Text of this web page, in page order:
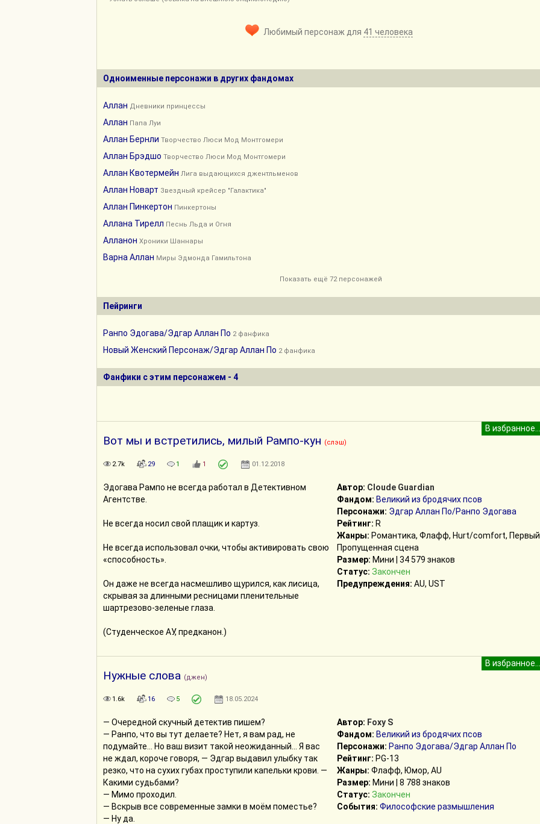
Любимый персонаж для 41 человека
Одноименные персонажи в других фандомах
Аллан Дневники принцессы
Аллан Папа Луи
Аллан Бернли Творчество Люси Мод Монтгомери
Аллан Брэдшо Творчество Люси Мод Монтгомери
Аллан Квотермейн Лига выдающихся джентльменов
Аллан Новарт Звездный крейсер "Галактика"
Аллан Пинкертон Пинкертоны
Аллана Тирелл Песнь Льда и Огня
Алланон Хроники Шаннары
Варна Аллан Миры Эдмонда Гамильтона
Показать ещё 72 персонажей
Пейринги
Ранпо Эдогава/Эдгар Аллан По 2 фанфика
Новый Женский Персонаж/Эдгар Аллан По 2 фанфика
Фанфики с этим персонажем - 4
Вот мы и встретились, милый Рампо-кун (слэш)
2.7k 29 1 1 01.12.2018
Эдогава Рампо не всегда работал в Детективном
Агентстве.
Не всегда носил свой плащик и картуз.
Не всегда использовал очки, чтобы активировать свою
«способность».
Он даже не всегда насмешливо щурился, как лисица,
скрывая за длинными ресницами пленительные
шартрезово-зеленые глаза.
(Студенческое АУ, предканон.)
Автор: Cloude Guardian
Фандом: Великий из бродячих псов
Персонажи: Эдгар Аллан По/Ранпо Эдогава
Рейтинг: R
Жанры: Романтика, Флафф, Hurt/comfort, Первый
Пропущенная сцена
Размер: Мини | 34 579 знаков
Статус: Закончен
Предупреждения: AU, UST
Нужные слова (джен)
1.6k 16 5 18.05.2024
— Очередной скучный детектив пишем?
— Ранпо, что вы тут делаете? Нет, я вам рад, не
подумайте… Но ваш визит такой неожиданный… Я вас
не ждал, короче говоря, — Эдгар выдавил улыбку так
резко, что на сухих губах проступили капельки крови. —
Какими судьбами?
— Мимо проходил.
— Вскрыв все современные замки в моём поместье?
— Ну да.
Автор: Foxy S
Фандом: Великий из бродячих псов
Персонажи: Ранпо Эдогава/Эдгар Аллан По
Рейтинг: PG-13
Жанры: Флафф, Юмор, AU
Размер: Мини | 8 788 знаков
Статус: Закончен
События: Философские размышления